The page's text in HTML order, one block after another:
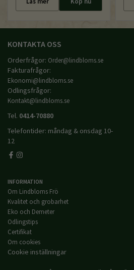
KONTAKTA OSS
Orderfrågor: Order@lindbloms.se
Fakturafrågor:
Ekonomi@lindbloms.se
Odlingsfrågor:
Kontakt@lindbloms.se
Tel. 0414-70880
Telefontider: måndag & onsdag 10-
12
INFORMATION
Om Lindbloms Frö
Kvalitet och grobarhet
Eko och Demeter
Odlingstips
Certifikat
Om cookies
Cookie inställningar